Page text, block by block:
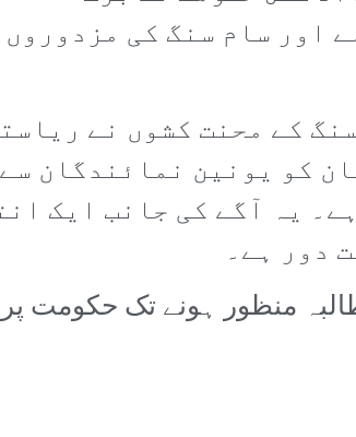
اور سام سنگ کی
کے محنت کشوں نے
کو یونین نمائندگان
یہ آگے کی جانب ایک
دور ہے۔
منظور ہونے تک حکومت پر